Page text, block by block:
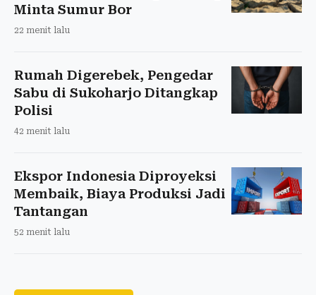
Minta Sumur Bor
22 menit lalu
Rumah Digerebek, Pengedar
Sabu di Sukoharjo Ditangkap
Polisi
42 menit lalu
Ekspor Indonesia Diproyeksi
Membaik, Biaya Produksi Jadi
Tantangan
52 menit lalu